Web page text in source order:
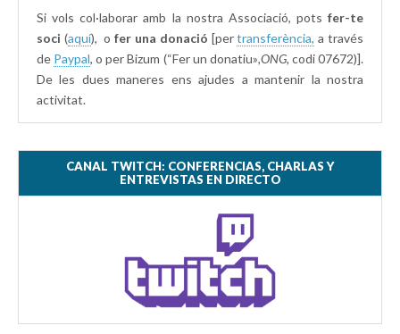
Si vols col·laborar amb la nostra Associació, pots fer-te
soci (aquí), ofer una donació [pertransferència, a través
de Paypal, o per Bizum (“Fer un donatiu»,ONG, codi 07672)].
De les dues maneres ens ajudes a mantenir la nostra
activitat.
CANAL TWITCH: CONFERENCIAS, CHARLAS Y
ENTREVISTAS EN DIRECTO